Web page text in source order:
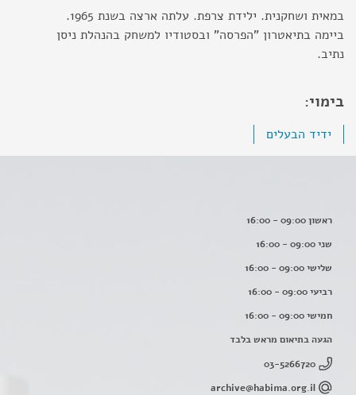
במאית ושחקנית. ילידת צרפת. עלתה ארצה בשנת 1965.
ביימה בתיאטרון "הפרסה" ובסטודיו למשחק בהנהלת ניסן
נתיב.
בימוי:
ידיד הבעלים
ראשון 09:00 - 16:00
שני 09:00 - 16:00
שלישי 09:00 - 16:00
רביעי 09:00 - 16:00
חמישי 09:00 - 16:00
הגעה בתיאום מראש בלבד
03-5266720
archive@habima.org.il